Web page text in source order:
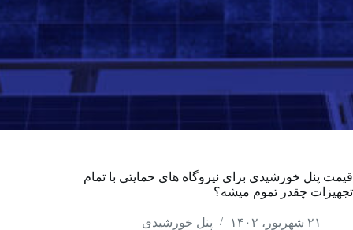
قیمت پنل خورشیدی برای نیروگاه های حمایتی با تمام
تجهیزات چقدر تموم میشه؟
۲۱ شهریور، ۱۴۰۲ پنل خورشیدی